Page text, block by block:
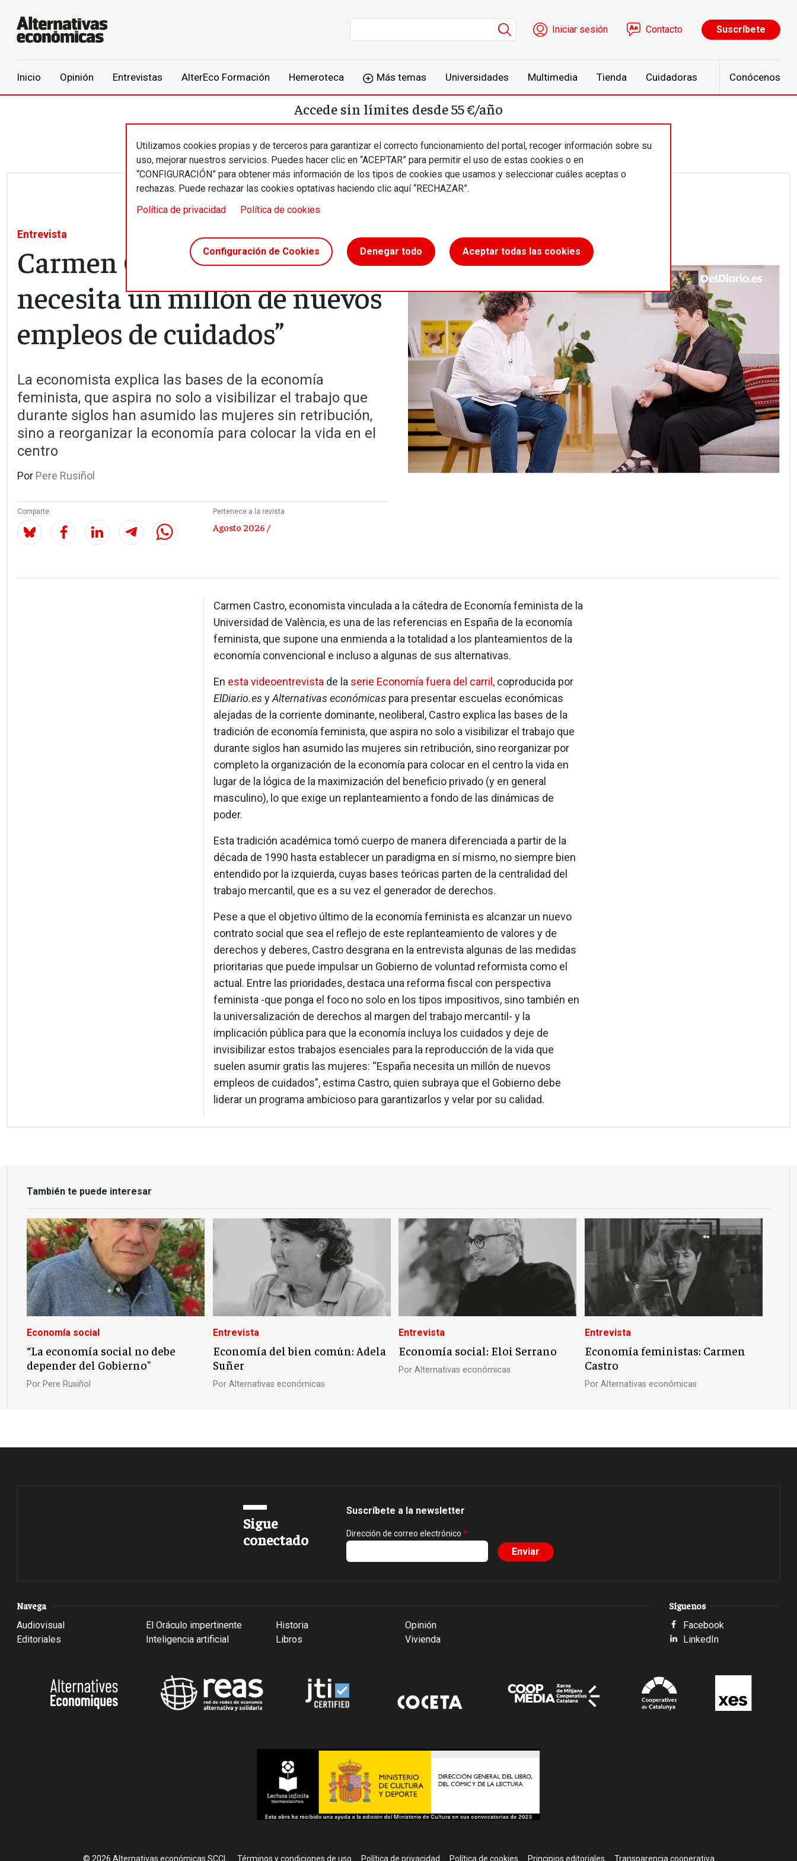
Menú de cuenta de usuario
Iniciar sesión Contacto Suscríbete
Inicio Opinión Entrevistas AlterEco Formación Hemeroteca Más temas Universidades Multimedia Tienda Cuidadoras Conócenos
Utilizamos cookies propias y de terceros para garantizar el correcto funcionamiento del portal, recoger información sobre su
uso, mejorar nuestros servicios. Puedes hacer clic en “ACEPTAR” para permitir el uso de estas cookies o en
“CONFIGURACIÓN” para obtener más información de los tipos de cookies que usamos y seleccionar cuáles aceptas o
rechazas. Puede rechazar las cookies optativas haciendo clic aquí “RECHAZAR”.
Política de privacidad
Política de cookies
Configuración de Cookies Denegar todo Aceptar todas las cookies
Accede sin límites desde 55 €/año
Entrevista
Carmen Castro: “España
necesita un millón de nuevos
empleos de cuidados”
La economista explica las bases de la economía
feminista, que aspira no solo a visibilizar el trabajo que
durante siglos han asumido las mujeres sin retribución,
sino a reorganizar la economía para colocar la vida en el
centro
Por Pere Rusiñol
Comparte Pertenece a la revista
Agosto 2026 /
Carmen Castro, economista vinculada a la cátedra de Economía feminista de la
Universidad de València, es una de las referencias en España de la economía
feminista, que supone una enmienda a la totalidad a los planteamientos de la
economía convencional e incluso a algunas de sus alternativas.
En esta videoentrevista de la serie Economía fuera del carril,coproducida por
ElDiario.esyAlternativas económicaspara presentar escuelas económicas
alejadas de la corriente dominante, neoliberal, Castro explica las bases de la
tradición de economía feminista, que aspira no solo a visibilizar el trabajo que
durante siglos han asumido las mujeres sin retribución, sino reorganizar por
completo la organización de la economía para colocar en el centro la vida en
lugar de la lógica de la maximización del beneficio privado (y en general
masculino), lo que exige un replanteamiento a fondo de las dinámicas de
poder.
Esta tradición académica tomó cuerpo de manera diferenciada a partir de la
década de 1990 hasta establecer un paradigma en sí mismo, no siempre bien
entendido por la izquierda, cuyas bases teóricas parten de la centralidad del
trabajo mercantil, que es a su vez el generador de derechos.
Pese a que el objetivo último de la economía feminista es alcanzar un nuevo
contrato social que sea el reflejo de este replanteamiento de valores y de
derechos y deberes, Castro desgrana en la entrevista algunas de las medidas
prioritarias que puede impulsar un Gobierno de voluntad reformista como el
actual. Entre las prioridades, destaca una reforma fiscal con perspectiva
feminista -que ponga el foco no solo en los tipos impositivos, sino también en
la universalización de derechos al margen del trabajo mercantil- y la
implicación pública para que la economía incluya los cuidados y deje de
invisibilizar estos trabajos esenciales para la reproducción de la vida que
suelen asumir gratis las mujeres: “España necesita un millón de nuevos
empleos de cuidados”, estima Castro, quien subraya que el Gobierno debe
liderar un programa ambicioso para garantizarlos y velar por su calidad.
También te puede interesar
Economía social
“La economía social no debe
depender del Gobierno"
Por Pere Rusiñol
Entrevista
Economía del bien común: Adela
Suñer
Por Alternativas económicas
Entrevista
Economía social: Eloi Serrano
Por Alternativas económicas
Entrevista
Economía feministas: Carmen
Castro
Por Alternativas económicas
Sigue
conectado
Suscríbete a la newsletter
Dirección de correo electrónico
Navega
Audiovisual
Editoriales
El Oráculo impertinente
Inteligencia artificial
Historia
Libros
Opinión
Vivienda
Síguenos
Facebook
LinkedIn
© 2026 Alternativas económicas SCCL Footer
Términos y condiciones de uso Política de privacidad Política de cookies Principios editoriales Transparencia cooperativa